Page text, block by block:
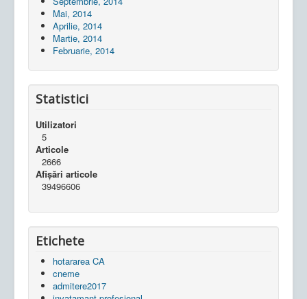
Mai, 2014
Aprilie, 2014
Martie, 2014
Februarie, 2014
Statistici
Utilizatori
5
Articole
2666
Afișări articole
39496606
Etichete
hotararea CA
cneme
admitere2017